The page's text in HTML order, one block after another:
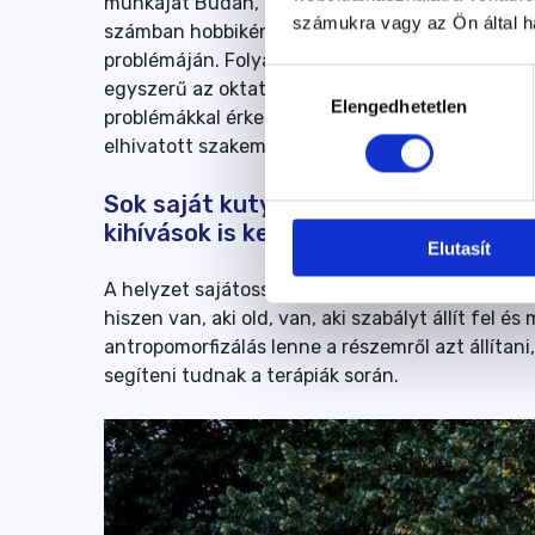
számukra vagy az Ön által
kiválasztásaElengedhetetlen
Elutasít
számban hobbiként, szerelemből vannak jelen,
problémáján. Folyamatos kihívást jelent, hogy
egyszerű az oktatói lét emberi oldala sem. Ne
problémákkal érkeznek a gazdik hozzánk, és
elhivatott szakembert találjunk, képezzünk,
Sok saját kutyád van, ezen felül
kihívások is kerülnek hozzád.
A helyzet sajátossága, hogy én falkával
hiszen van, aki old, van, aki szabályt állít fel és
antropomorfizálás lenne a részemről azt
segíteni tudnak a terápiák során.